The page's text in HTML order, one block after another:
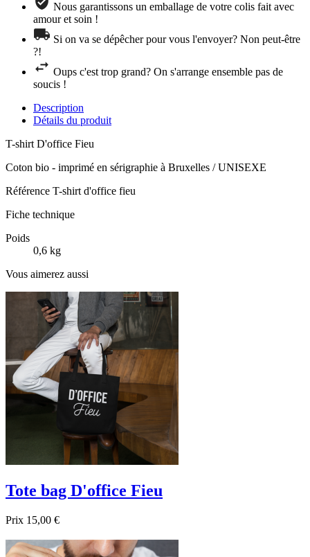
Nous garantissons un emballage de votre colis fait avec
amour et soin !
Si on va se dépêcher pour vous l'envoyer? Non peut-être
?!
Oups c'est trop grand? On s'arrange ensemble pas de
soucis !
Description
Détails du produit
T-shirt D'office Fieu
Coton bio - imprimé en sérigraphie à Bruxelles / UNISEXE
Référence T-shirt d'office fieu
Fiche technique
Poids
0,6 kg
Vous aimerez aussi
Tote bag D'office Fieu
Prix 15,00 €